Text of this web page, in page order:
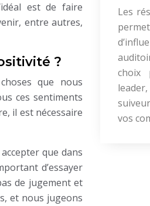
est de faire
entre autres,
?
que nous
ces sentiments
il est nécessaire
que dans
d’essayer
de jugement et
et nous jugeons
Les
choix
vos